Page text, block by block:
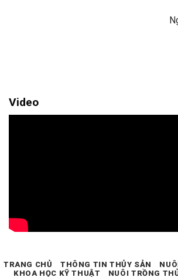
Video
TRANG CHỦ THÔNG TIN THỦY SẢN
KHOA HỌC KỸ THUẬT
NUÔI TRỒNG